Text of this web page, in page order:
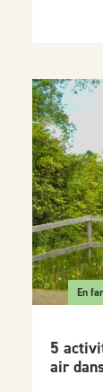
En
5
air